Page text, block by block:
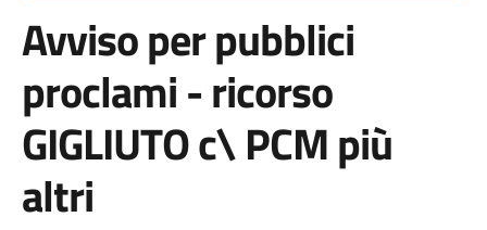
Avviso per pubblici
proclami - ricorso
GIGLIUTO c\ PCM più
altri